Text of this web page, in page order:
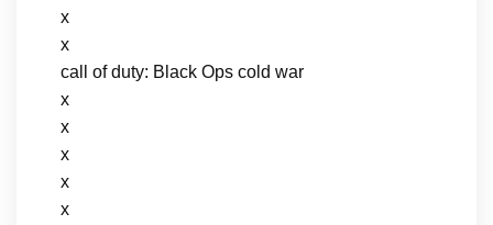
x
x
call of duty: Black Ops cold war
x
x
x
x
x